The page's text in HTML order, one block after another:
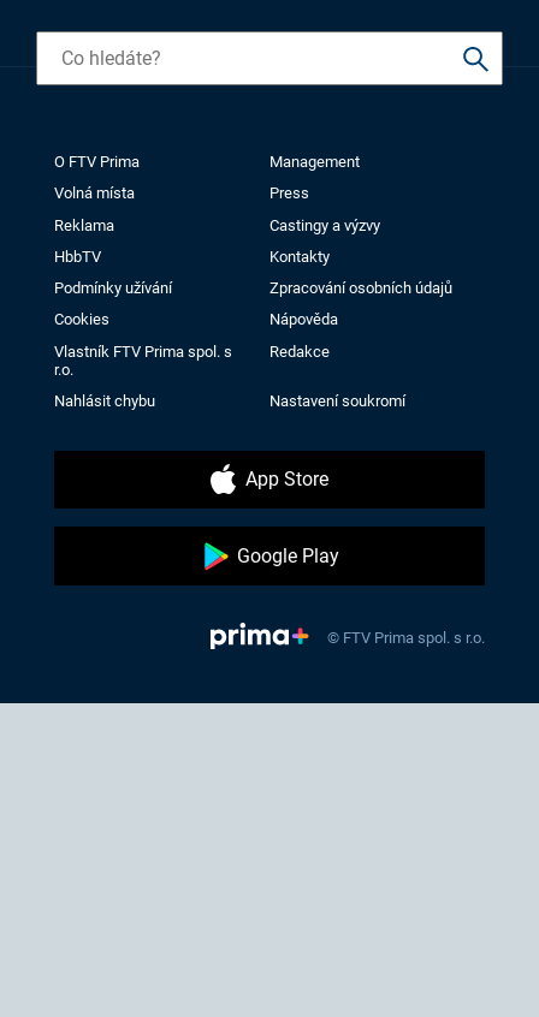
O FTV Prima
Management
Volná místa
Press
Reklama
Castingy a výzvy
HbbTV
Kontakty
Podmínky užívání
Zpracování osobních údajů
Cookies
Nápověda
Vlastník FTV Prima spol. s
r.o.
Redakce
Nahlásit chybu Nastavení soukromí
App Store
Google Play
© FTV Prima spol. s r.o.